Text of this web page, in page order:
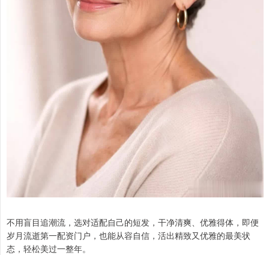
不用盲目追潮流，选对适配自己的短发，干净清爽、优雅得体，即便
岁月流逝第一配资门户，也能从容自信，活出精致又优雅的最美状
态，轻松美过一整年。